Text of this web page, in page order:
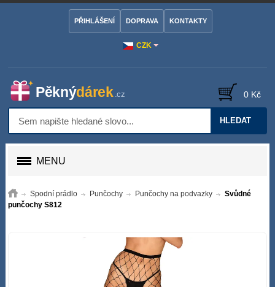
CZK
PŘIHLÁŠENÍ DOPRAVA KONTAKTY
HLEDAT
0 Kč
MENU
Spodní prádlo Punčochy Punčochy na podvazky
Svůdné
punčochy S812